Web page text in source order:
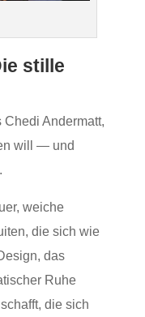
stille
Chedi Andermatt,
will — und
weiche
die sich wie
das
Ruhe
die sich